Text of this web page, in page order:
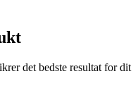
det bedste resultat for dit